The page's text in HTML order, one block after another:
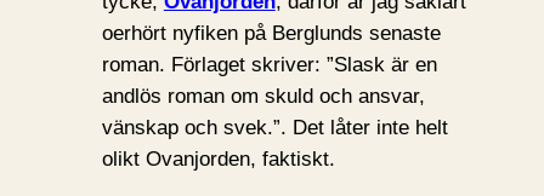
oerhört nyfiken på Berglunds senaste
roman. Förlaget skriver: ”Slask är en
andlös roman om skuld och ansvar,
vänskap och svek.”. Det låter inte helt
olikt Ovanjorden, faktiskt.